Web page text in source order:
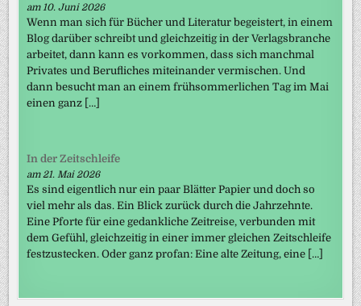
am 10. Juni 2026
Wenn man sich für Bücher und Literatur begeistert, in einem
Blog darüber schreibt und gleichzeitig in der Verlagsbranche
arbeitet, dann kann es vorkommen, dass sich manchmal
Privates und Berufliches miteinander vermischen. Und
dann besucht man an einem frühsommerlichen Tag im Mai
einen ganz […]
In der Zeitschleife
am 21. Mai 2026
Es sind eigentlich nur ein paar Blätter Papier und doch so
viel mehr als das. Ein Blick zurück durch die Jahrzehnte.
Eine Pforte für eine gedankliche Zeitreise, verbunden mit
dem Gefühl, gleichzeitig in einer immer gleichen Zeitschleife
festzustecken. Oder ganz profan: Eine alte Zeitung, eine […]